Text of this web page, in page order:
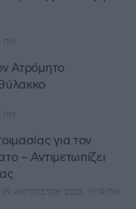
ΠΜ
Ατρόμητο
ΠΜ
για τον
– Αντιμετωπίζει
29 ΑΥΓΟΎΣΤΟΥ 2025, 11:19 ΠΜ